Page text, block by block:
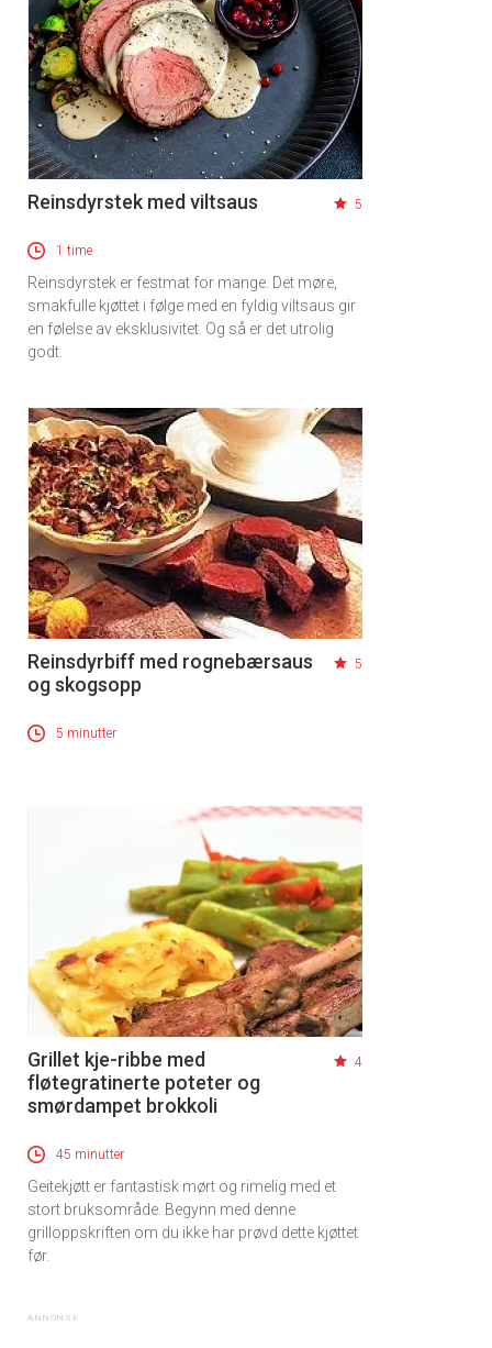
Reinsdyrstek med viltsaus 5
1 time
Reinsdyrstek er festmat for mange. Det møre,
smakfulle kjøttet i følge med en fyldig viltsaus gir
en følelse av eksklusivitet. Og så er det utrolig
godt.
Reinsdyrbiff med rognebærsaus
og skogsopp
5
5 minutter
Grillet kje-ribbe med
fløtegratinerte poteter og
smørdampet brokkoli
4
45 minutter
Geitekjøtt er fantastisk mørt og rimelig med et
stort bruksområde. Begynn med denne
grilloppskriften om du ikke har prøvd dette kjøttet
før.